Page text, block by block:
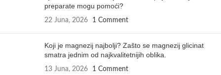
preparate mogu pomoći?
22 Juna, 2026 1 Comment
Koji je magnezij najbolji? Zašto se magnezij glicinat
smatra jednim od najkvalitetnijih oblika.
13 Juna, 2026 1 Comment